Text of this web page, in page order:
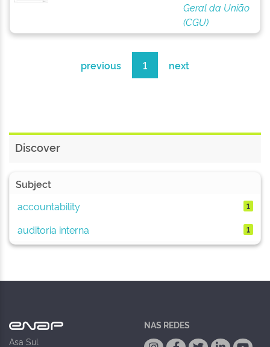
Geral da União
(CGU)
previous 1 next
Discover
Subject
accountability
1
auditoria interna 1
Asa Sul
NAS REDES